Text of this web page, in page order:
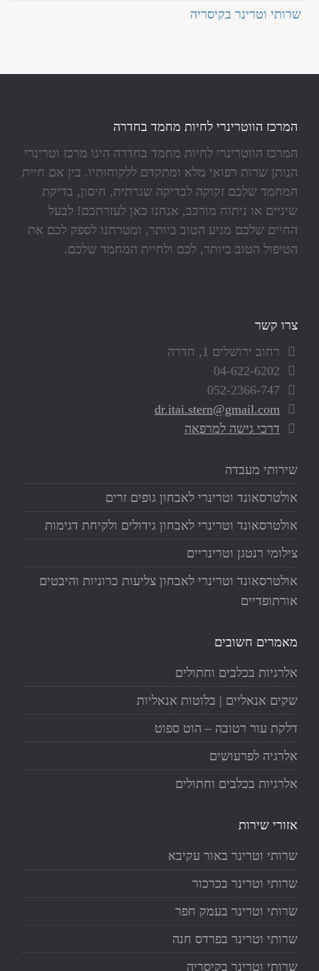
שרותי וטרינר בקיסריה
המרכז הווטרינרי לחיות מחמד בחדרה
המרכז הווטרינרי לחיות מחמד בחדרה הינו מרכז וטרינרי
הנותן שרות רפואי מלא ומתקדם ללקוחותיו. בין אם חיית
המחמד שלכם זקוקה לבדיקה שגרתית, חיסון, בדיקת
שיניים או ניתוח מורכב, אנחנו כאן לעזרתכם! לבעל
החיים שלכם מגיע הטוב ביותר, ומטרתנו לספק לכם את
הטיפול הטוב ביותר, לכם ולחיית המחמד שלכם.
צרו קשר
רחוב ירושלים 1, חדרה
04-622-6202
052-2366-747
dr.itai.stern@gmail.com
דרכי גישה למרפאה
שירותי מעבדה
אולטרסאונד וטרינרי לאבחון גופים זרים
אולטרסאונד וטרינרי לאבחון גידולים ולקיחת דגימות
צילומי רנטגן וטרינריים
אולטרסאונד וטרינרי לאבחון צליעות כרוניות והיבטים
אורתופדיים
מאמרים חשובים
אלרגיות בכלבים וחתולים
שקים אנאליים | בלוטות אנאליות
דלקת עור רטובה – הוט ספוט
אלרגיה לפרעושים
אלרגיות בכלבים וחתולים
אזורי שירות
שרותי וטרינר באור עקיבא
שרותי וטרינר בכרכור
שרותי וטרינר בעמק חפר
שרותי וטרינר בפרדס חנה
שרותי וטרינר בקיסריה